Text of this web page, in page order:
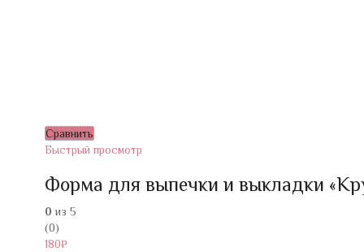
Сравнить
Быстрый просмотр
Форма для выпечки и выкладки
0 из 5
(0)
180₽